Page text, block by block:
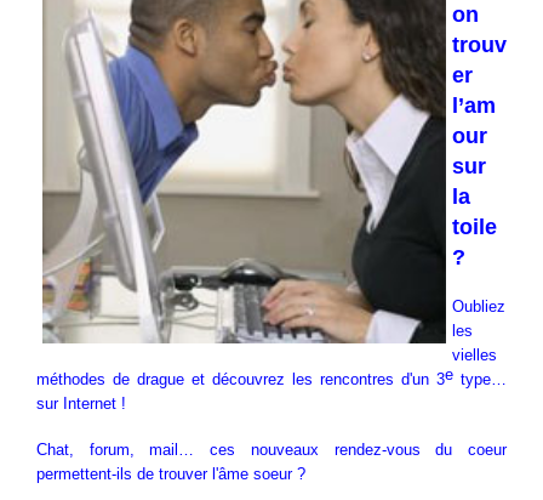
on
trouv
er
l’am
our
sur
la
toile
?
Oubliez
les
vielles
méthodes de drague et découvrez les rencontres d'un 3e type…
sur Internet !
Chat, forum, mail… ces nouveaux rendez-vous du coeur
permettent-ils de trouver l'âme soeur ?